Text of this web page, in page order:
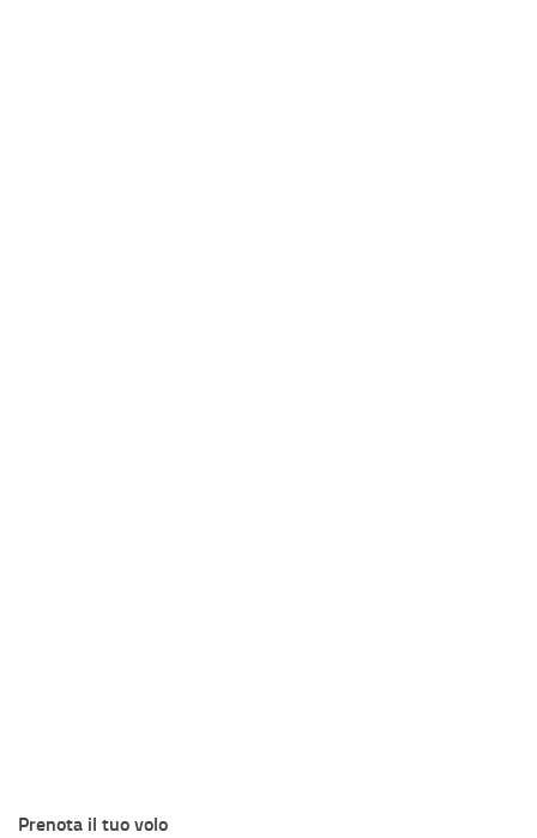
Prenota il tuo volo